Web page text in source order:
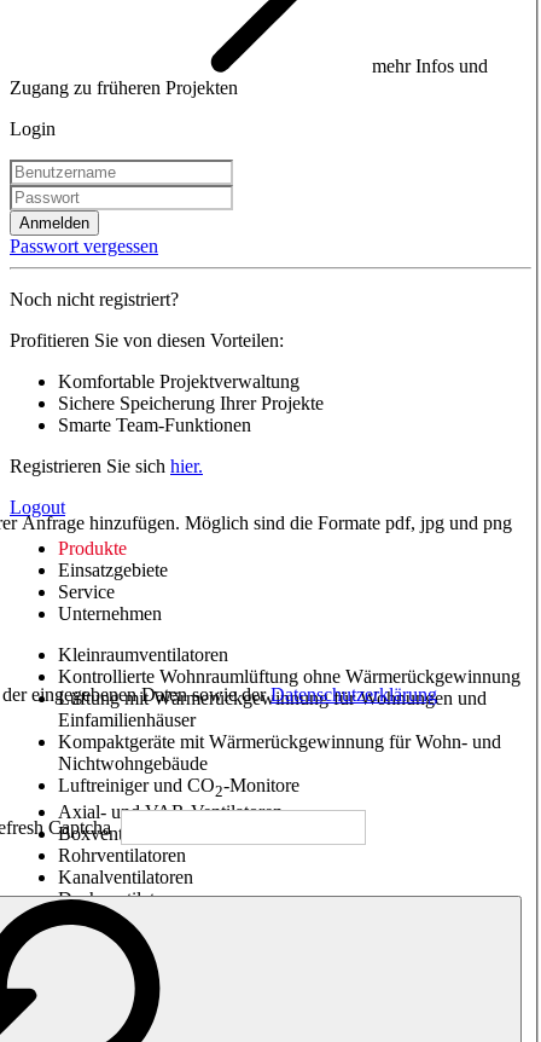
mehr Infos und
Zugang zu früheren Projekten
Login
Anmelden
Passwort vergessen
Noch nicht registriert?
Profitieren Sie von diesen Vorteilen:
Komfortable Projektverwaltung
Sichere Speicherung Ihrer Projekte
Smarte Team-Funktionen
Registrieren Sie sich hier.
Logout
Produkte
Einsatzgebiete
Service
Unternehmen
Kleinraumventilatoren
Kontrollierte Wohnraumlüftung ohne Wärmerückgewinnung
Lüftung mit Wärmerückgewinnung für Wohnungen und
Einfamilienhäuser
Kompaktgeräte mit Wärmerückgewinnung für Wohn- und
Nichtwohngebäude
Luftreiniger und CO2-Monitore
Axial- und VAR-Ventilatoren
Boxventilatoren
Rohrventilatoren
Kanalventilatoren
Dachventilatoren
Entrauchung, Rauchfreihaltung und Garagenlüftung
Impulsventilatoren
Explosionsgeschützte Ventilatoren
Messen. Steuern. Regeln.
Luftbehandlung
Mechanisches Zubehör
Anfrage hinzufügen. Möglich sind die Formate pdf, jpg und png
eingegebenen Daten sowie derDatenschutzerklärung